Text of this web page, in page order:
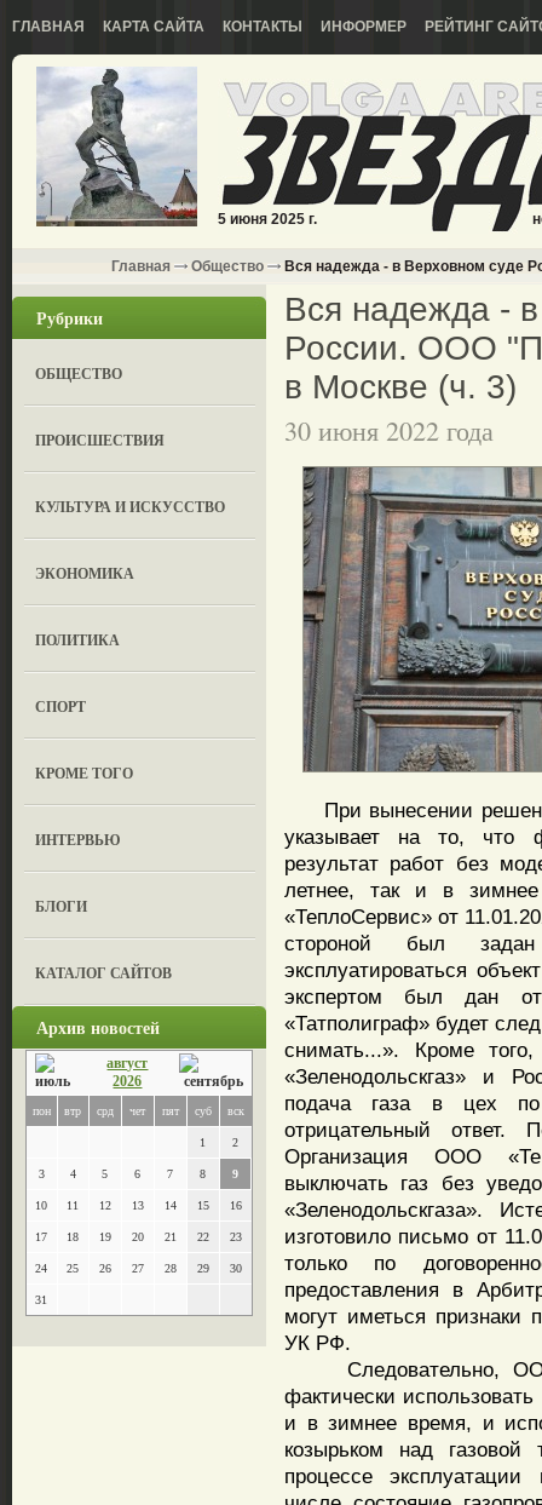
ГЛАВНАЯ КАРТА САЙТА КОНТАКТЫ ИНФОРМЕР РЕЙТИНГ
5 июня 2025 г.
Главная Общество Вся надежда - в Верховном суде
Рубрики
ОБЩЕСТВО
ПРОИСШЕСТВИЯ
КУЛЬТУРА И ИСКУССТВО
ЭКОНОМИКА
ПОЛИТИКА
СПОРТ
КРОМЕ ТОГО
ИНТЕРВЬЮ
БЛОГИ
КАТАЛОГ САЙТОВ
Архив новостей
август
2026
пон втр срд чет пят суб вск
1 2
3 4 5 6 7 8 9
10 11 12 13 14 15 16
17 18 19 20 21 22 23
24 25 26 27 28 29 30
31
Вся надежда -
России. ООО
в Москве (ч. 3)
30 июня 2022 года
При вынесении
указывает на то, что
результат работ без
летнее, так и в
«ТеплоСервис» от
стороной был
эксплуатироваться
экспертом был дан
«Татполиграф» будет
снимать...». Кроме
«Зеленодольскгаз» и
подача газа в цех по
отрицательный ответ.
Организация ООО
выключать газ без
«Зеленодольскгаза».
изготовило письмо от
только по
предоставления в
могут иметься признаки
УК РФ.
Следовательно, ООО
фактически
и в зимнее время, и
козырьком над газовой
процессе